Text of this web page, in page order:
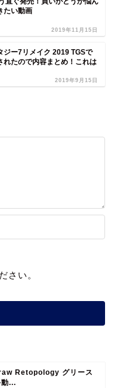
たい動画
2019年11月15日
ジー7リメイク 2019 TGSで
れたので内容まとめ！これは
2019年9月15日
さい。
Retopology グリース
...